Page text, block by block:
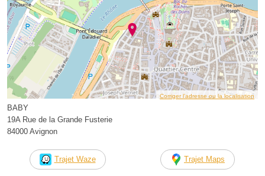
Corriger l’adresse ou la localisation
BABY
19A Rue de la Grande Fusterie
84000 Avignon
Trajet Waze Trajet Maps